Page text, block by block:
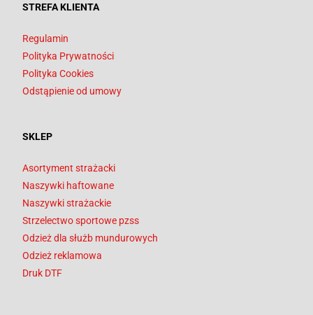
STREFA KLIENTA
Regulamin
Polityka Prywatności
Polityka Cookies
Odstąpienie od umowy
SKLEP
Asortyment strażacki
Naszywki haftowane
Naszywki strażackie
Strzelectwo sportowe pzss
Odzież dla służb mundurowych
Odzież reklamowa
Druk DTF